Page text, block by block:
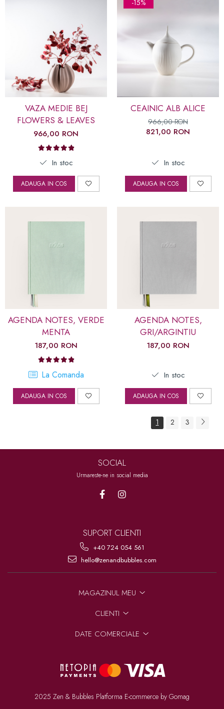
VAZA MEDIE BEJ
FLOWERS & LEAVES
966,00 RON
In stoc
ADAUGA IN COS
-15%
CEAINIC ALB ALICE
966,00 RON
821,00 RON
In stoc
ADAUGA IN COS
AGENDA NOTES, VERDE
MENTA
187,00 RON
La Comanda
ADAUGA IN COS
AGENDA NOTES,
GRI/ARGINTIU
187,00 RON
In stoc
ADAUGA IN COS
1 2 3
SOCIAL
Urmareste-ne in social media
SUPORT CLIENTI
+40 724 054 561
hello@zenandbubbles.com
MAGAZINUL MEU
CLIENTI
DATE COMERCIALE
2025 Zen & Bubbles Platforma E-commerce by Gomag